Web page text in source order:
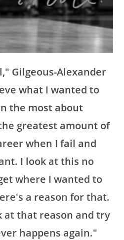
Gilgeous-Alexander
what I wanted to
the most about
greatest amount of
when I fail and
I look at this no
where I wanted to
a reason for that.
at that reason and try
happens again."